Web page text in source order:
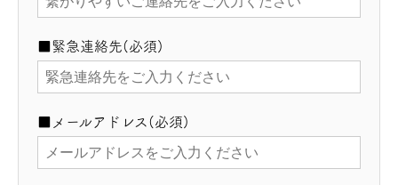
■緊急連絡先(必須)
■メールアドレス(必須)